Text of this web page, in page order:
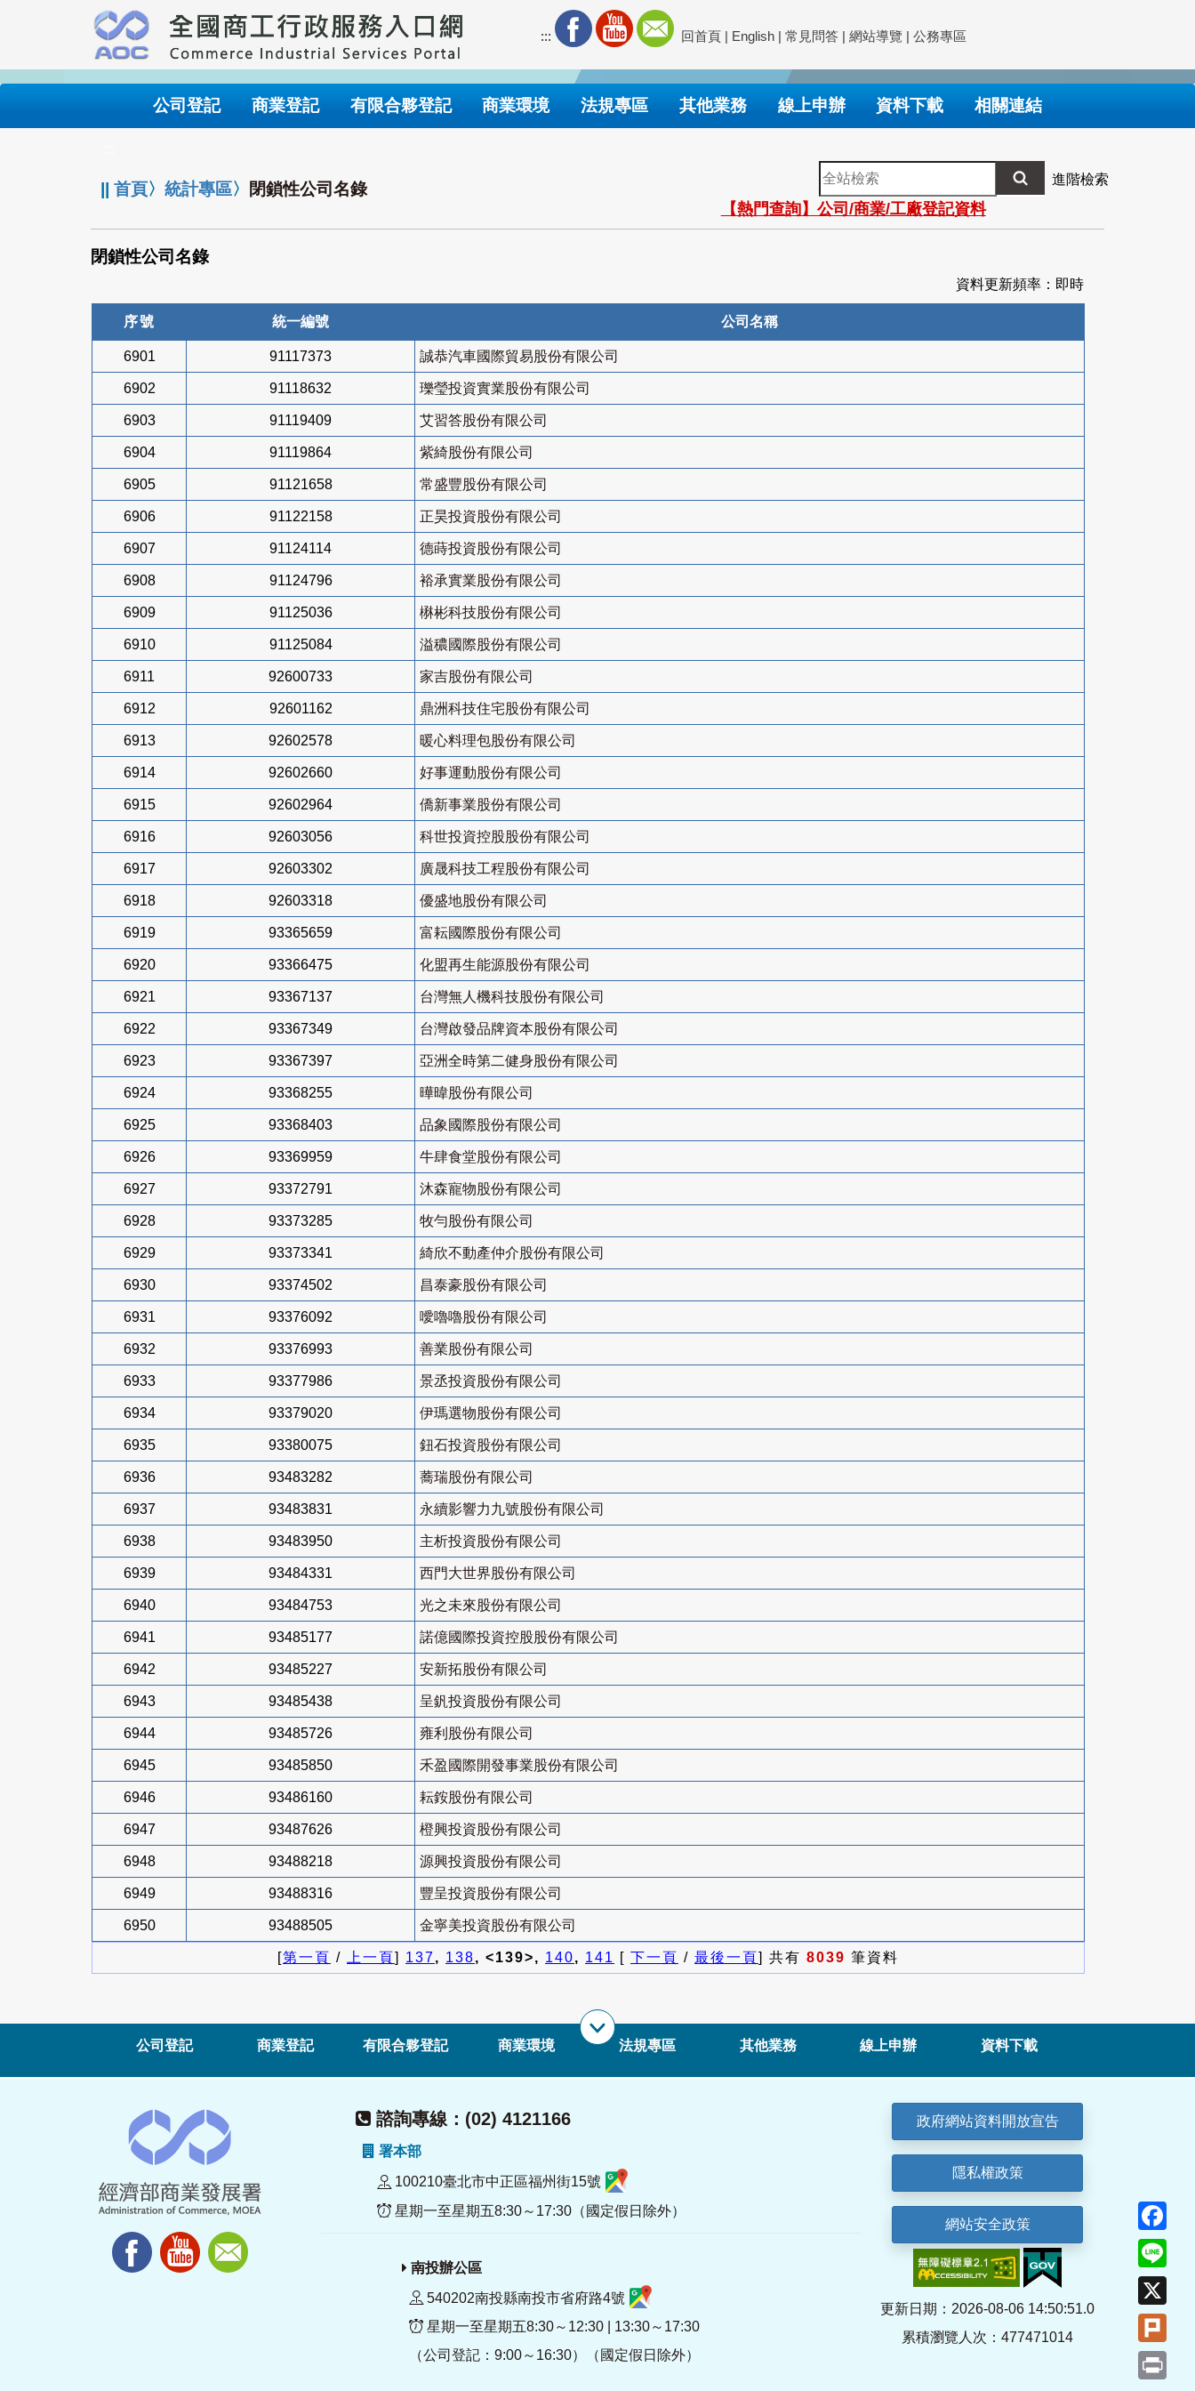
要
內
::: 回首頁 | English | 常見問答 | 網站導覽 | 公務專區
公司登記 商業登記 有限合夥登記 商業環境 法規專區 其他業務 線上申辦 資料下載 相關連結
||首頁〉統計專區〉 閉鎖性公司名錄
全
站
檢
索
進階檢索
【熱門查詢】公司/商業/工廠登記資料
閉鎖性公司名錄
資料更新頻率：即時
序號 統一編號 公司名稱
6901 91117373 誠恭汽車國際貿易股份有限公司
6902 91118632 瓅瑩投資實業股份有限公司
6903 91119409 艾習答股份有限公司
6904 91119864 紫綺股份有限公司
6905 91121658 常盛豐股份有限公司
6906 91122158 正昊投資股份有限公司
6907 91124114 德蒔投資股份有限公司
6908 91124796 裕承實業股份有限公司
6909 91125036 楙彬科技股份有限公司
6910 91125084 溢穠國際股份有限公司
6911 92600733 家吉股份有限公司
6912 92601162 鼎洲科技住宅股份有限公司
6913 92602578 暖心料理包股份有限公司
6914 92602660 好事運動股份有限公司
6915 92602964 僑新事業股份有限公司
6916 92603056 科世投資控股股份有限公司
6917 92603302 廣晟科技工程股份有限公司
6918 92603318 優盛地股份有限公司
6919 93365659 富耘國際股份有限公司
6920 93366475 化盟再生能源股份有限公司
6921 93367137 台灣無人機科技股份有限公司
6922 93367349 台灣啟發品牌資本股份有限公司
6923 93367397 亞洲全時第二健身股份有限公司
6924 93368255 曄暐股份有限公司
6925 93368403 品象國際股份有限公司
6926 93369959 牛肆食堂股份有限公司
6927 93372791 沐森寵物股份有限公司
6928 93373285 牧勻股份有限公司
6929 93373341 綺欣不動產仲介股份有限公司
6930 93374502 昌泰豪股份有限公司
6931 93376092 噯嚕嚕股份有限公司
6932 93376993 善業股份有限公司
6933 93377986 景丞投資股份有限公司
6934 93379020 伊瑪選物股份有限公司
6935 93380075 鈕石投資股份有限公司
6936 93483282 蕎瑞股份有限公司
6937 93483831 永續影響力九號股份有限公司
6938 93483950 主析投資股份有限公司
6939 93484331 西門大世界股份有限公司
6940 93484753 光之未來股份有限公司
6941 93485177 諾億國際投資控股股份有限公司
6942 93485227 安新拓股份有限公司
6943 93485438 呈釩投資股份有限公司
6944 93485726 雍利股份有限公司
6945 93485850 禾盈國際開發事業股份有限公司
6946 93486160 耘銨股份有限公司
6947 93487626 橙興投資股份有限公司
6948 93488218 源興投資股份有限公司
6949 93488316 豐呈投資股份有限公司
6950 93488505 金寧美投資股份有限公司
[第一頁 / 上一頁] 137, 138, <139>, 140, 141 [ 下一頁 / 最後一頁] 共有 8039 筆資料
公司登記 商業登記 有限合夥登記 商業環境 法規專區 其他業務 線上申辦 資料下載
諮詢專線：(02) 4121166
署本部
100210臺北市中正區福州街15號
星期一至星期五8:30～17:30（國定假日除外）
南投辦公區
540202南投縣南投市省府路4號
星期一至星期五8:30～12:30 | 13:30～17:30
（公司登記：9:00～16:30）（國定假日除外）
政府網站資料開放宣告
隱私權政策
網站安全政策
更新日期：2026-08-06 14:50:51.0
累積瀏覽人次：477471014